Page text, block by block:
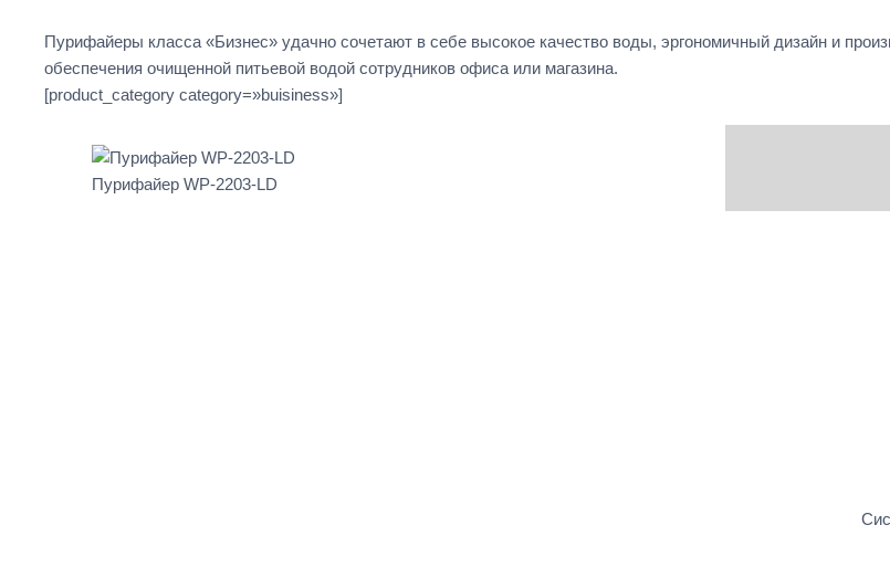
Пурифайеры класса «Бизнес» удачно сочетают в себе высокое качество воды, эргономичный дизайн и
обеспечения очищенной питьевой водой сотрудников офиса или магазина.
[product_category category=»buisiness»]
Пурифайер WP-2203-LD